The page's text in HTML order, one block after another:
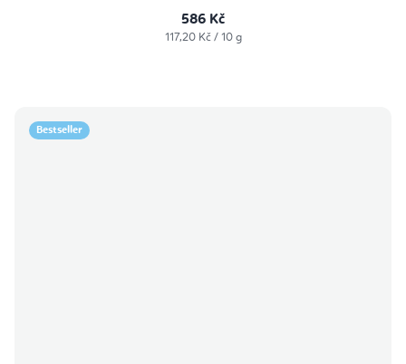
586 Kč
Měrná
117,20 Kč / 10 g
Bestseller